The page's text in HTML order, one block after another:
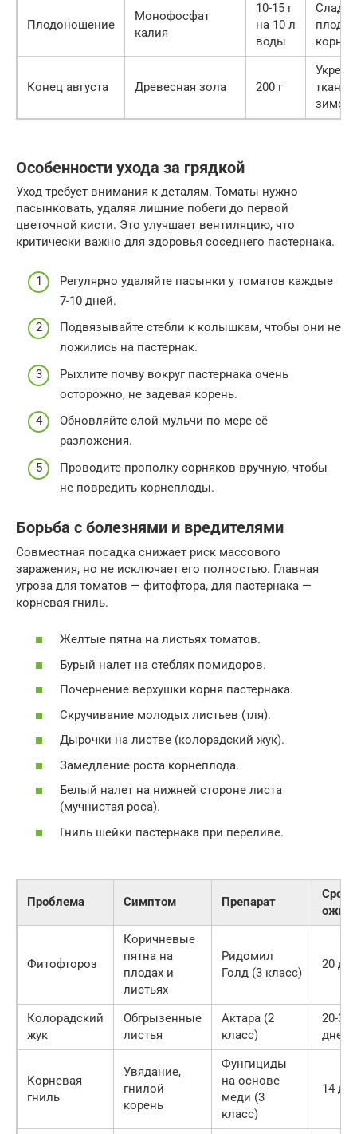
Плодоношение
Монофосфат
калия
10-15 г
на 10 л
воды
корней
Конец августа Древесная зола 200 г
зимой
Особенности ухода за грядкой
Уход требует внимания к деталям. Томаты нужно
пасынковать, удаляя лишние побеги до первой
цветочной кисти. Это улучшает вентиляцию, что
критически важно для здоровья соседнего пастернака.
Регулярно удаляйте пасынки у томатов каждые
7-10 дней.
Подвязывайте стебли к колышкам, чтобы они не
ложились на пастернак.
Рыхлите почву вокруг пастернака очень
осторожно, не задевая корень.
Обновляйте слой мульчи по мере её
разложения.
Проводите прополку сорняков вручную, чтобы
не повредить корнеплоды.
Борьба с болезнями и вредителями
Совместная посадка снижает риск массового
заражения, но не исключает его полностью. Главная
угроза для томатов — фитофтора, для пастернака —
корневая гниль.
Желтые пятна на листьях томатов.
Бурый налет на стеблях помидоров.
Почернение верхушки корня пастернака.
Скручивание молодых листьев (тля).
Дырочки на листве (колорадский жук).
Замедление роста корнеплода.
Белый налет на нижней стороне листа
(мучнистая роса).
Гниль шейки пастернака при переливе.
Проблема Симптом Препарат
Срок
Фитофтороз
Коричневые
пятна на
плодах и
листьях
Ридомил
Голд (3 класс)
20
Колорадский
жук
Обгрызенные
листья
Актара (2
класс)
20-30
дней
Корневая
гниль
Увядание,
гнилой
корень
Фунгициды
на основе
меди (3
класс)
14